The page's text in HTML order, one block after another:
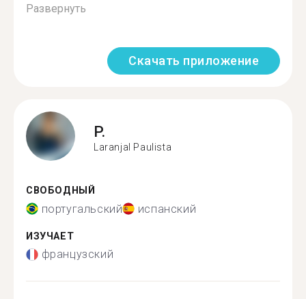
Развернуть
Скачать приложение
P.
Laranjal Paulista
СВОБОДНЫЙ
португальский испанский
ИЗУЧАЕТ
французский